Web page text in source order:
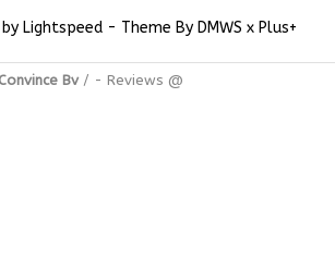
Lightspeed- Theme By DMWS x Plus+
Convince Bv/ - Reviews @